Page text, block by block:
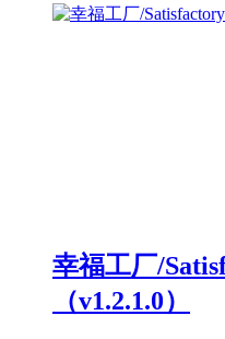
幸福工厂/
（v1.2.1.0）